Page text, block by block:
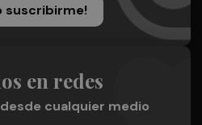
suscribirme!
en redes
cualquier medio